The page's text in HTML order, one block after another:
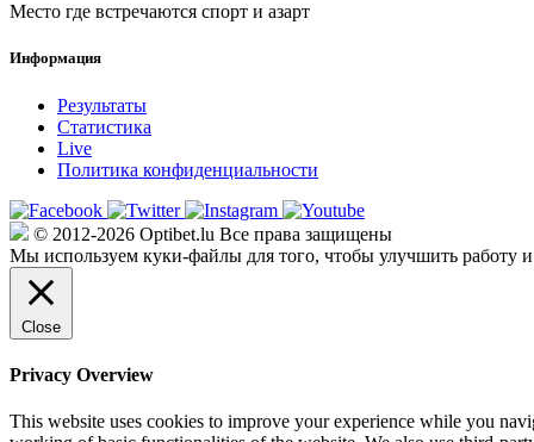
Место где встречаются спорт и азарт
Информация
Результаты
Статистика
Live
Политика конфиденциальности
© 2012-2026 Optibet.lu Все права защищены
Мы используем куки-файлы для того, чтобы улучшить работу
Close
Privacy Overview
This website uses cookies to improve your experience while you